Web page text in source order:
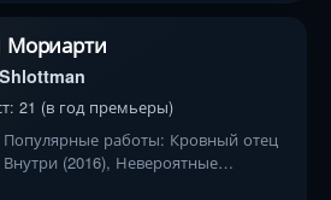
Мориарти
21 (в год премьеры)
Популярные работы: Кровный отец
Внутри (2016), Невероятные